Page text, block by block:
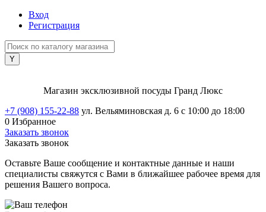
Вход
Регистрация
Магазин эксклюзивной посуды Гранд Люкс
+7 (908) 155-22-88 ул. Вельяминовская д. 6 с 10:00 до 18:00
0 Избранное
Заказать звонок
Заказать звонок
Оставьте Ваше сообщение и контактные данные и наши
специалисты свяжутся с Вами в ближайшее рабочее время для
решения Вашего вопроса.